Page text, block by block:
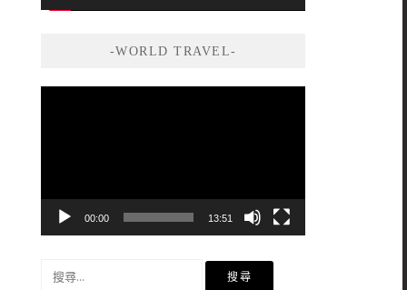
-WORLD TRAVEL-
00:00 13:51